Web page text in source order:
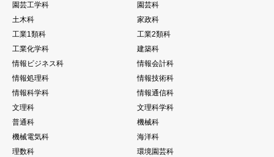
園芸工学科
園芸科
土木科
家政科
工業1類科
工業2類科
工業化学科
建築科
情報ビジネス科
情報会計科
情報処理科
情報技術科
情報科学科
情報通信科
文理科
文理科学科
普通科
機械科
機械電気科
海洋科
理数科
環境園芸科